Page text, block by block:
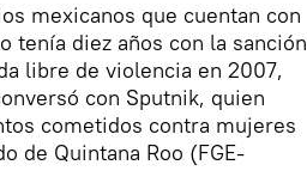
mexicanos que cuentan con
tenía diez años con la sanción
libre de violencia en 2007,
con Sputnik, quien
cometidos contra mujeres
de Quintana Roo (FGE-